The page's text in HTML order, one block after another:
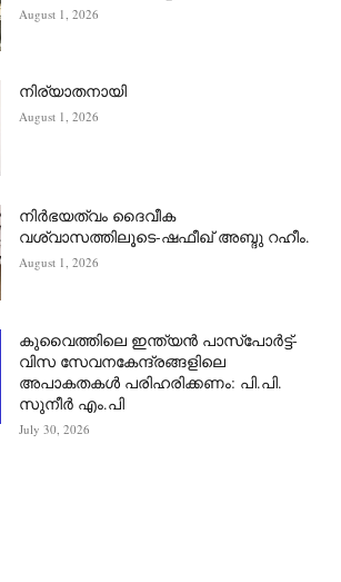
August 1, 2026
നിര്യാതനായി
August 1, 2026
നിർഭയത്വം ദൈവീക
വശ്വാസത്തിലൂടെ-ഷഫീഖ് അബ്ദു റഹീം.
August 1, 2026
കുവൈത്തിലെ ഇന്ത്യൻ പാസ്‌പോർട്ട്-
വിസ സേവനകേന്ദ്രങ്ങളിലെ
അപാകതകൾ പരിഹരിക്കണം: പി.പി.
സുനീർ എം.പി
July 30, 2026